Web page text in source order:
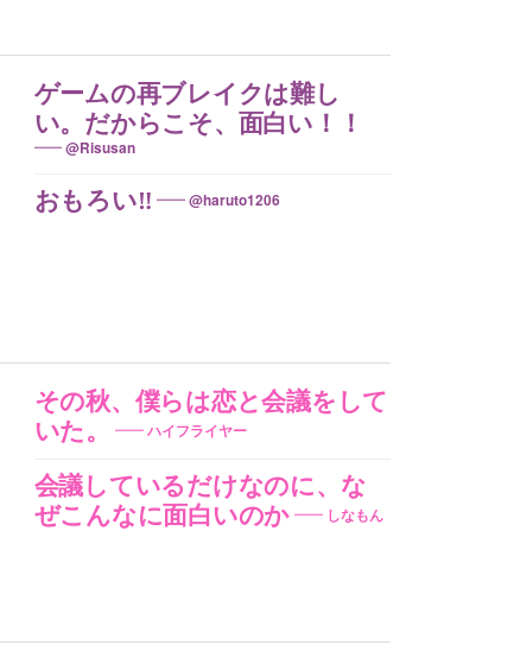
ゲームの再ブレイクは難し
い。だからこそ、面白い！！
@Risusan
おもろい‼️ @haruto1206
その秋、僕らは恋と会議をして
いた。
ハイフライヤー
会議しているだけなのに、な
ぜこんなに面白いのか
しなもん